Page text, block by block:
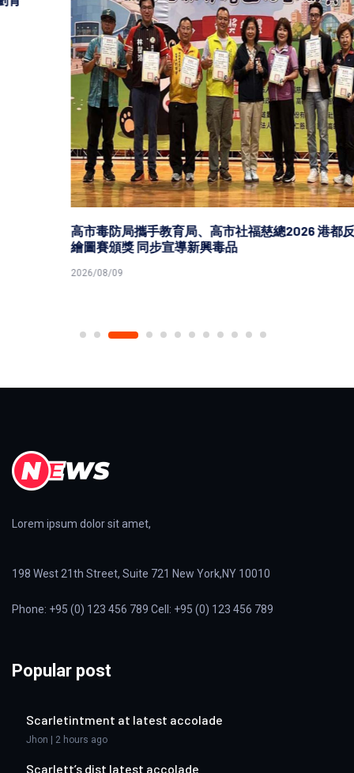
高市毒防局攜手教育局、高市社福慈總2026 港都反毒盃
繪圖賽頒獎 同步宣導新興毒品
Lorem ipsum dolor sit amet,
198 West 21th Street, Suite 721 New York,NY 10010
Phone: +95 (0) 123 456 789 Cell: +95 (0) 123 456 789
Popular post
Scarletintment at latest accolade
Jhon | 2 hours ago
Scarlett’s dist latest accolade